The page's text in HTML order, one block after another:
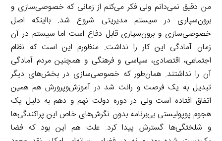
من دقیق نمی‌دانم ولی فکر می‌کنم از زمانی که خصوصی‌سازی و
برون‌سپاری در سیستم مدیریتی شروع شد. بااینکه اصل
خصوصی‌سازی و برون‌سپاری قابل دفاع است اما سیستم در آن
زمان آمادگی این کار را نداشت. منظورم این است که نظام
اجتماعی، اقتصادی، سیاسی و فرهنگی و همچنین مردم آمادگی
آن را نداشتند. همان‌طور که خصوصی‌سازی در بخش‌های دیگر
تبدیل به یک فرصت و رانت شد در آموزش‌وپرورش هم همین
اتفاق افتاده است ولی در دوره دولت نهم و دهم به دلیل یک
هجوم پوپولیستی بی‌برنامه بدون نگرش‌های خاص این پراکندگی‌ها
و شلختگی‌ها گسترش پیدا کرد. علت هم این بود که فضا